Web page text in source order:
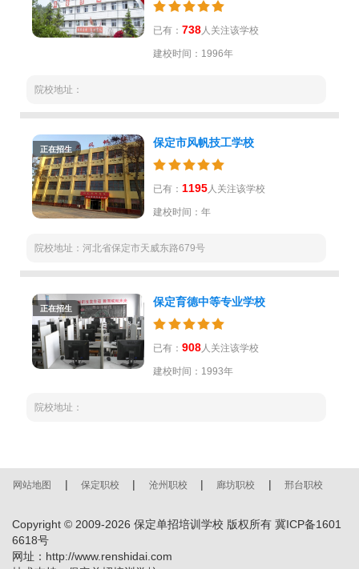
已有： 738人关注该学校
建校时间：1996年
院校地址：
正在招生
保定市风帆技工学校
已有： 1195人关注该学校
建校时间：年
院校地址：河北省保定市天威东路679号
正在招生
保定育德中等专业学校
已有： 908人关注该学校
建校时间：1993年
院校地址：
网站地图 | 保定职校 | 沧州职校 | 廊坊职校 | 邢台职校
Copyright © 2009-2026 保定单招培训学校 版权所有 冀ICP备1601
6618号
网址：http://www.renshidai.com